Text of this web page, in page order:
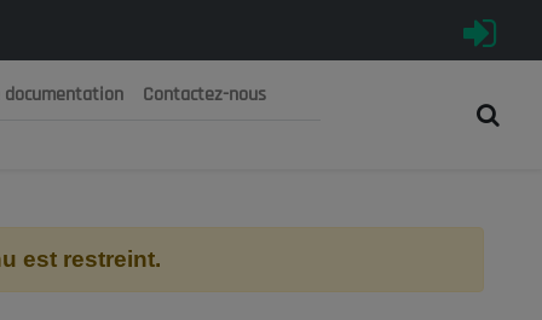
الجزائرية الديمقراطية الشعبية
documentation Contactez-nous
est restreint.